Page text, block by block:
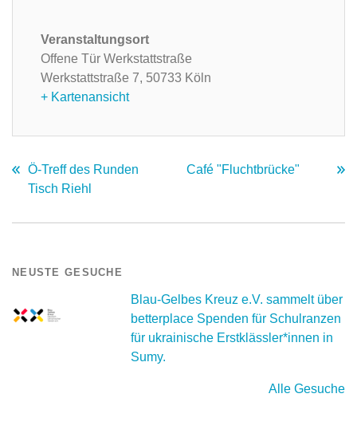
Veranstaltungsort
Offene Tür Werkstattstraße
Werkstattstraße 7, 50733 Köln
+ Kartenansicht
Ö-Treff des Runden
Tisch Riehl
Café "Fluchtbrücke"
NEUSTE GESUCHE
Blau-Gelbes Kreuz e.V. sammelt über
betterplace Spenden für Schulranzen
für ukrainische Erstklässler*innen in
Sumy.
Alle Gesuche